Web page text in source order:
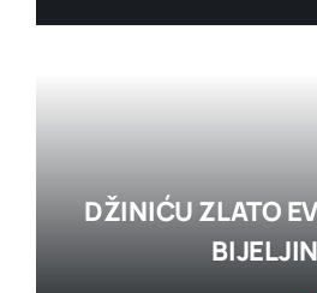
DŽINIĆU ZLATO